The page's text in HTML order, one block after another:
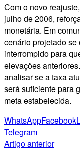
Com o novo
julho de 2006,
monetária. Em
cenário projetado
interrompido para
elevações
analisar se a taxa
será suficiente para
meta estabelecida.
WhatsAppFacebook
Telegram
Artigo anterior